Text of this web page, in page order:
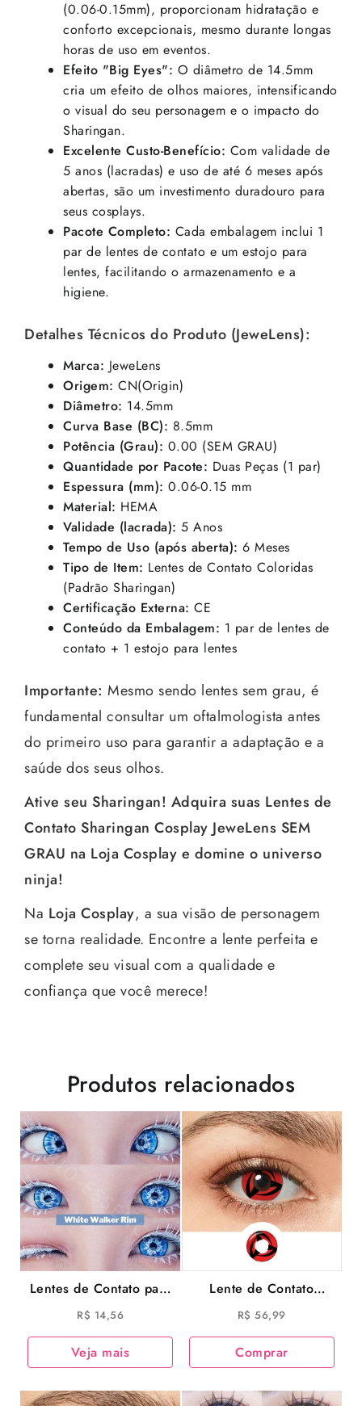
(0.06-0.15mm), proporcionam hidratação e
conforto excepcionais, mesmo durante longas
horas de uso em eventos.
Efeito "Big Eyes": O diâmetro de 14.5mm
cria um efeito de olhos maiores, intensificando
o visual do seu personagem e o impacto do
Sharingan.
Excelente Custo-Benefício: Com validade de
5 anos (lacradas) e uso de até 6 meses após
abertas, são um investimento duradouro para
seus cosplays.
Pacote Completo: Cada embalagem inclui 1
par de lentes de contato e um estojo para
lentes, facilitando o armazenamento e a
higiene.
Detalhes Técnicos do Produto (JeweLens):
Marca: JeweLens
Origem: CN(Origin)
Diâmetro: 14.5mm
Curva Base (BC): 8.5mm
Potência (Grau): 0.00 (SEM GRAU)
Quantidade por Pacote: Duas Peças (1 par)
Espessura (mm): 0.06-0.15 mm
Material: HEMA
Validade (lacrada): 5 Anos
Tempo de Uso (após aberta): 6 Meses
Tipo de Item: Lentes de Contato Coloridas
(Padrão Sharingan)
Certificação Externa: CE
Conteúdo da Embalagem: 1 par de lentes de
contato + 1 estojo para lentes
Importante: Mesmo sendo lentes sem grau, é
fundamental consultar um oftalmologista antes
do primeiro uso para garantir a adaptação e a
saúde dos seus olhos.
Ative seu Sharingan! Adquira suas Lentes de
Contato Sharingan Cosplay JeweLens SEM
GRAU na Loja Cosplay e domine o universo
ninja!
Na Loja Cosplay, a sua visão de personagem
se torna realidade. Encontre a lente perfeita e
complete seu visual com a qualidade e
confiança que você merece!
Produtos relacionados
Lentes de Contato para
Cosplay Satoru Gojo
Anime Jujutsu Kaisen
R$ 14,56
Veja mais
Lente de Contato
Sharingan Mangekyou
Kakashi Cosplay
JeweLens 14.5mm –
SEM GRAU
R$ 56,99
Comprar